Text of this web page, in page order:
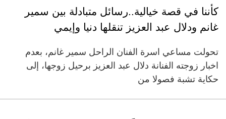
كأننا في قصة خيالية..رسائل متبادلة بين سمير
غانم ودلال عبد العزيز تنقلها دنيا وإيمي
تحولت مساعي اسرة الفنان الراحل سمير غانم، بعدم
اخبار زوجته الفنانة دلال عبد العزيز برحيل زوجها، إلى
حكاية تشبة فصولا من